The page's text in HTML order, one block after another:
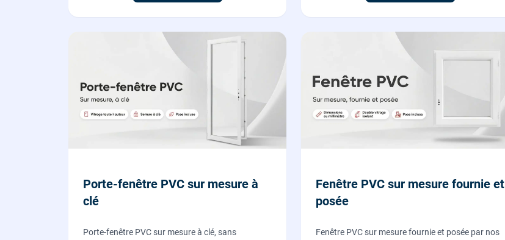
Porte-fenêtre PVC sur mesure à
clé
Porte-fenêtre PVC sur mesure à clé, sans
Fenêtre PVC sur mesure fournie et
posée
Fenêtre PVC sur mesure fournie et posée par nos